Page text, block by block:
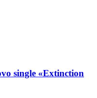
single «Extinction